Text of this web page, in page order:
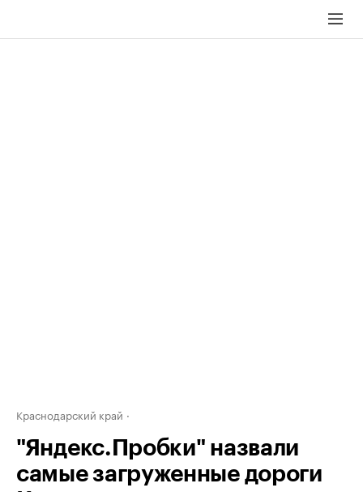
Краснодарский край
"Яндекс.Пробки" назвали
самые загруженные дороги